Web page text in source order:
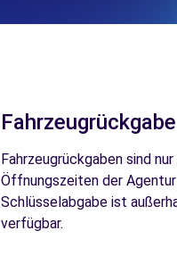
Fahrzeugrückgabe
Fahrzeugrückgaben sind
Öffnungszeiten der
Schlüsselabgabe ist
verfügbar.